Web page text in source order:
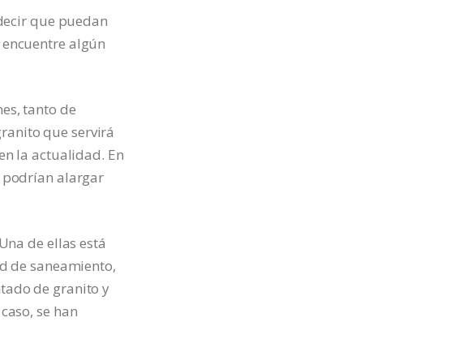
que puedan
algún
tanto de
que servirá
la actualidad. En
podrían alargar
de ellas está
de saneamiento,
de granito y
se han